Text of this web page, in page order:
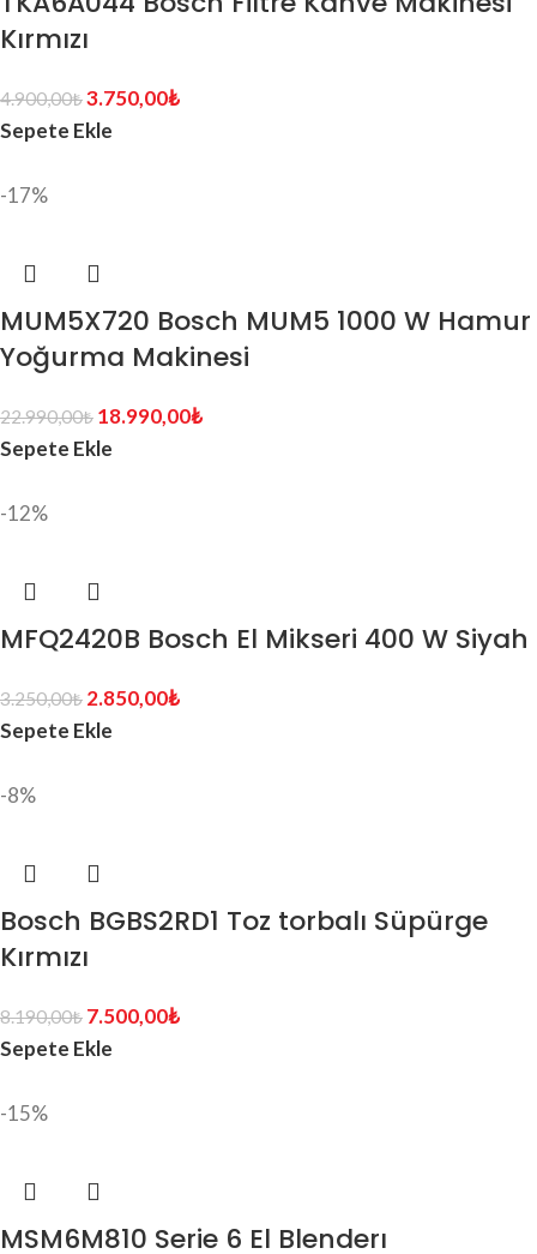
Kırmızı
4.900,00₺3.750,00₺
Sepete Ekle
-17%
MUM5X720 Bosch MUM5 1000 W Hamur
Yoğurma Makinesi
22.990,00₺ 18.990,00₺
Sepete Ekle
-12%
MFQ2420B Bosch El Mikseri 400 W Siyah
3.250,00₺ 2.850,00₺
Sepete Ekle
-8%
Bosch BGBS2RD1 Toz torbalı Süpürge
Kırmızı
8.190,00₺ 7.500,00₺
Sepete Ekle
-15%
MSM6M810 Serie 6 El Blenderı